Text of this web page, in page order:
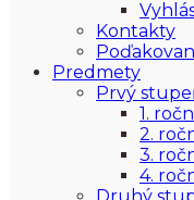
Kontakty
Predmety
Prvý
1.
2.
3.
4.